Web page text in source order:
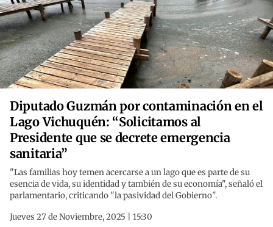
Diputado Guzmán por contaminación en el
Lago Vichuquén: “Solicitamos al
Presidente que se decrete emergencia
sanitaria”
"Las familias hoy temen acercarse a un lago que es parte de su
esencia de vida, su identidad y también de su economía", señaló el
parlamentario, criticando "la pasividad del Gobierno".
Jueves 27 de Noviembre, 2025 | 15:30